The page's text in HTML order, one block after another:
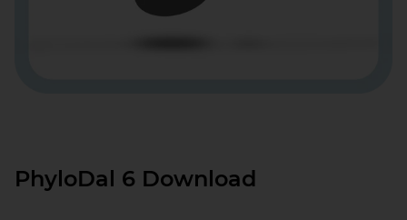
PhyloDal 6 Download